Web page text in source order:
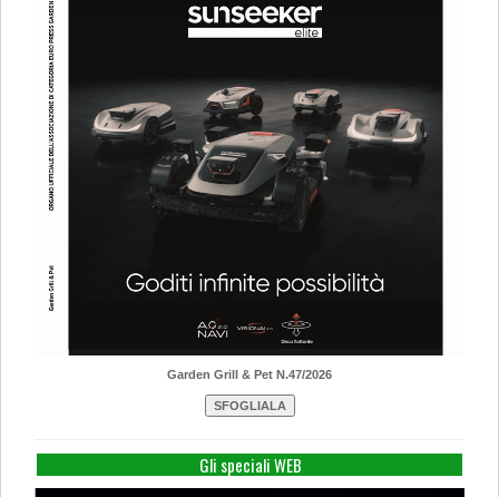
Garden Grill & Pet N.47/2026
Gli speciali WEB